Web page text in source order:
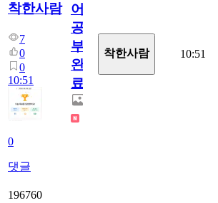
착한사람
7
0
0
10:51
0
댓글
어
공
부
완
료
착한사람 10:51
196760